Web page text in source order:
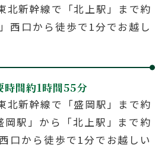
北新幹線で「北上駅」まで約
西口から徒歩で1分でお越し
時間約1時間55分
北新幹線で「盛岡駅」まで約
岡駅」から「北上駅」まで約
口から徒歩で1分でお越しい